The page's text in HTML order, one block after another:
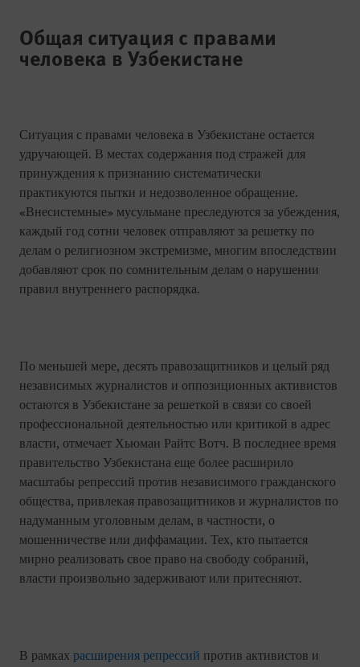
Общая ситуация с правами
человека в Узбекистане
Ситуация с правами человека в Узбекистане остается
удручающей. В местах содержания под стражей для
принуждения к признанию систематически
практикуются пытки и недозволенное обращение.
«Внесистемные» мусульмане преследуются за убеждения,
каждый год сотни человек отправляют за решетку по
делам о религиозном экстремизме, многим впоследствии
добавляют срок по сомнительным делам о нарушении
правил внутреннего распорядка.
По меньшей мере, десять правозащитников и целый ряд
независимых журналистов и оппозиционных активистов
остаются в Узбекистане за решеткой в связи со своей
профессиональной деятельностью или критикой в адрес
власти, отмечает Хьюман Райтс Вотч. В последнее время
правительство Узбекистана еще более расширило
масштабы репрессий против независимого гражданского
общества, привлекая правозащитников и журналистов по
надуманным уголовным делам, в частности, о
мошенничестве или диффамации. Тех, кто пытается
мирно реализовать свое право на свободу собраний,
власти произвольно задерживают или притесняют.
В рамках расширения репрессий против активистов и